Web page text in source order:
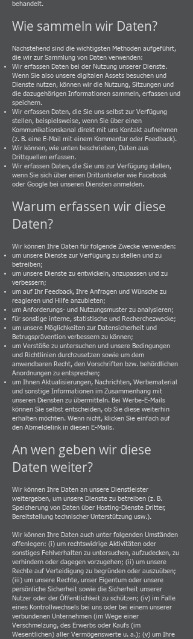
behandelt.
Wie sammeln wir Daten?
Nachstehend sind die wichtigsten Methoden aufgeführt,
die wir zur Sammlung von Daten verwenden:
Wir erfassen Daten bei der Nutzung unserer Dienste.
Wenn Sie also unsere digitalen Assets besuchen und
Dienste nutzen, können wir die Nutzung, Sitzungen und
die dazugehörigen Informationen sammeln, erfassen und
speichern.
Wir erfassen Daten, die Sie uns selbst zur Verfügung
stellen, beispielsweise, wenn Sie über einen
Kommunikationskanal direkt mit uns Kontakt aufnehmen
(z. B. eine E-Mail mit einem Kommentar oder Feedback).
Wir können, wie unten beschrieben, Daten aus
Drittquellen erfassen.
Wir erfassen Daten, die Sie uns zur Verfügung stellen,
wenn Sie sich über einen Drittanbieter wie Facebook
oder Google bei unseren Diensten anmelden.
Warum erfassen wir diese
Daten?
Wir können Ihre Daten für folgende Zwecke verwenden:
um unsere Dienste zur Verfügung zu stellen und zu
betreiben;
um unsere Dienste zu entwickeln, anzupassen und zu
verbessern;
um auf Ihr Feedback, Ihre Anfragen und Wünsche zu
reagieren und Hilfe anzubieten;
um Anforderungs- und Nutzungsmuster zu analysieren;
für sonstige interne, statistische und Recherchezwecke;
um unsere Möglichkeiten zur Datensicherheit und
Betrugsprävention verbessern zu können;
um Verstöße zu untersuchen und unsere Bedingungen
und Richtlinien durchzusetzen sowie um dem
anwendbaren Recht, den Vorschriften bzw. behördlichen
Anordnungen zu entsprechen;
um Ihnen Aktualisierungen, Nachrichten, Werbematerial
und sonstige Informationen im Zusammenhang mit
unseren Diensten zu übermitteln. Bei Werbe-E-Mails
können Sie selbst entscheiden, ob Sie diese weiterhin
erhalten möchten. Wenn nicht, klicken Sie einfach auf
den Abmeldelink in diesen E-Mails.
An wen geben wir diese
Daten weiter?
Wir können Ihre Daten an unsere Dienstleister
weitergeben, um unsere Dienste zu betreiben (z. B.
Speicherung von Daten über Hosting-Dienste Dritter,
Bereitstellung technischer Unterstützung usw.).
Wir können Ihre Daten auch unter folgenden Umständen
offenlegen: (i) um rechtswidrige Aktivitäten oder
sonstiges Fehlverhalten zu untersuchen, aufzudecken, zu
verhindern oder dagegen vorzugehen; (ii) um unsere
Rechte auf Verteidigung zu begründen oder auszuüben;
(iii) um unsere Rechte, unser Eigentum oder unsere
persönliche Sicherheit sowie die Sicherheit unserer
Nutzer oder der Öffentlichkeit zu schützen; (iv) im Falle
eines Kontrollwechsels bei uns oder bei einem unserer
verbundenen Unternehmen (im Wege einer
Verschmelzung, des Erwerbs oder Kaufs (im
Wesentlichen) aller Vermögenswerte u. a.); (v) um Ihre